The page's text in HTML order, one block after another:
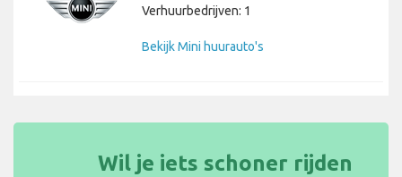
Verhuurbedrijven: 1
Bekijk Mini huurauto's
Wil je iets schoner rijden